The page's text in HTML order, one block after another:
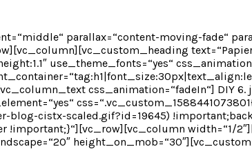
parallax=“content-moving-fade“
use_theme_fonts=“yes“
css_animation=“fadeIn“] DIY
cistx-scaled.gif?id=19645)
width=“1/